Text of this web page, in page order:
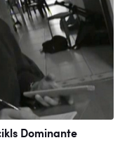
Dominante